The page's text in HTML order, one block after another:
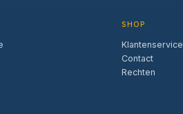
SHOP
Klantenservice
Contact
Rechten